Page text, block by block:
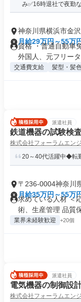
み✅16時退社で夜勤
神奈川県横浜市金
月給29万円～55万
資格 ・普通自動車
外国人、元フリータ
交通費支給 髪型・髪
派遣社員
鉄道機器の試験検
株式会社フォーラムエン
20～40代活躍中◆転
〒236-0004神奈川
月給35万円～55万
求めている人材 ＜
術、生産管理 品質
業界未経験歓迎 +20個
派遣社員
電気機器の制御設
株式会社フォーラムエン